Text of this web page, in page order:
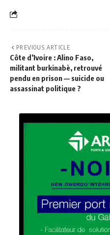
PREVIOUS ARTICLE
Côte d’Ivoire : Alino Faso,
militant burkinabè, retrouvé
pendu en prison — suicide ou
assassinat politique ?